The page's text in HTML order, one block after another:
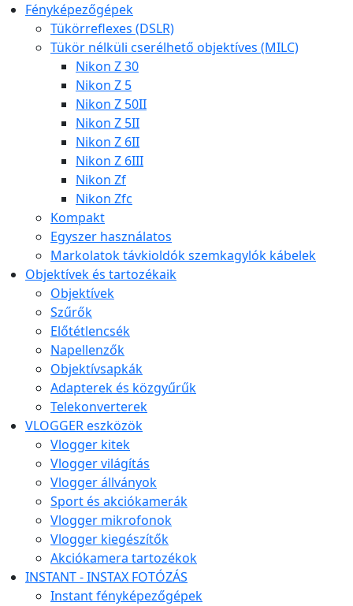
Fényképezőgépek
Tükörreflexes (DSLR)
Tükör nélküli cserélhető objektíves (MILC)
Nikon Z 30
Nikon Z 5
Nikon Z 50II
Nikon Z 5II
Nikon Z 6II
Nikon Z 6III
Nikon Zf
Nikon Zfc
Kompakt
Egyszer használatos
Markolatok távkioldók szemkagylók kábelek
Objektívek és tartozékaik
Objektívek
Szűrők
Előtétlencsék
Napellenzők
Objektívsapkák
Adapterek és közgyűrűk
Telekonverterek
VLOGGER eszközök
Vlogger kitek
Vlogger világítás
Vlogger állványok
Sport és akciókamerák
Vlogger mikrofonok
Vlogger kiegészítők
Akciókamera tartozékok
INSTANT - INSTAX FOTÓZÁS
Instant fényképezőgépek